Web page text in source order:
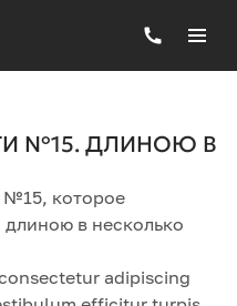
№15. ДЛИНОЮ В
№15, которое
в несколько
adipiscing